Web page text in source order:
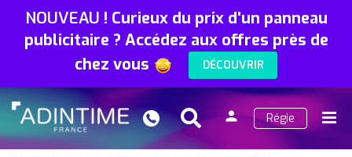
NOUVEAU ! Curieux du prix d'un panneau
publicitaire ? Accédez aux offres près de
chez vous
DÉCOUVRIR
Search
person
Régie